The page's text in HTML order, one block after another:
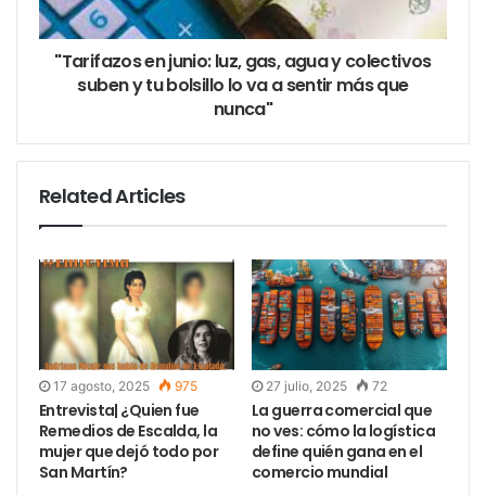
bodegas tradicionales como Luigi Bosca, El Esteco,
Lagarde, Catena Zapata o Susana Balbo. “No hay
vinos mejores o peores: depende del gusto
personal. La clave es acercarse con curiosidad y
su creciente
es un gran punto
de partida.“En los
últimos años
creció mucho la
movida de wine
bars, ferias, catas
urbanas y
vinotecas que
"Tarifazos en junio: luz, gas, agua y colectivos
suben y tu bolsillo lo va a sentir más que
nunca"
Related Articles
17 agosto, 2025 975
Entrevista| ¿Quien fue
Remedios de Escalda, la
mujer que dejó todo por
San Martín?
27 julio, 2025 72
La guerra comercial que
no ves: cómo la logística
define quién gana en el
comercio mundial